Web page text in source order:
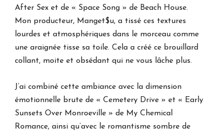
After Sex et de « Space Song » de Beach House.
Mon producteur, Manget$u, a tissé ces textures
lourdes et atmosphériques dans le morceau comme
une araignée tisse sa toile. Cela a créé ce brouillard
collant, moite et obsédant qui ne vous lâche plus.
J’ai combiné cette ambiance avec la dimension
émotionnelle brute de « Cemetery Drive » et « Early
Sunsets Over Monroeville » de My Chemical
Romance, ainsi qu’avec le romantisme sombre de